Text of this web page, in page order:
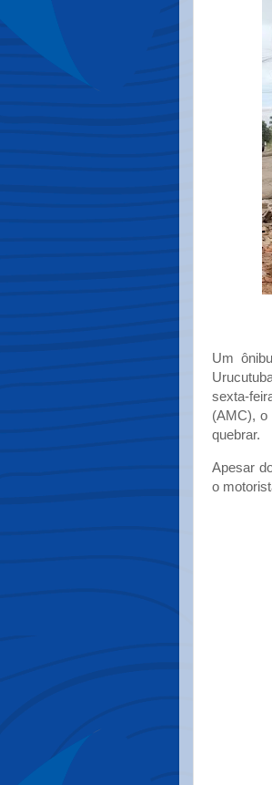
Um
sexta-
(AMC), o
quebrar.
Apesar
o